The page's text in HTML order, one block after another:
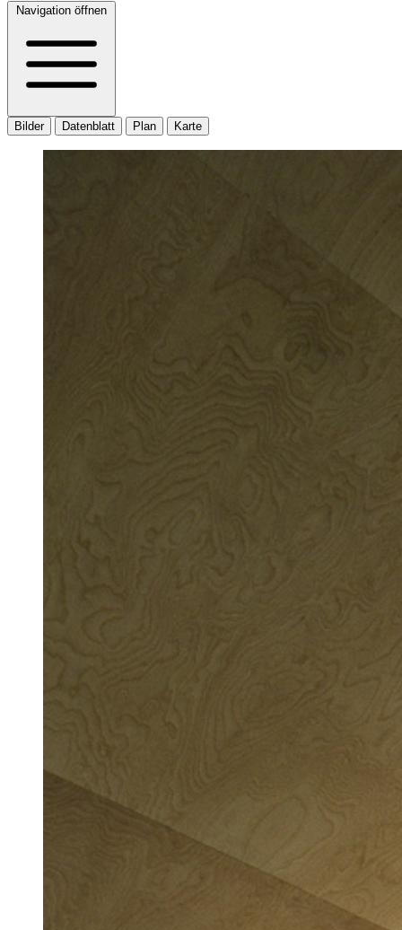
Navigation öffnen
Bilder Datenblatt Plan Karte